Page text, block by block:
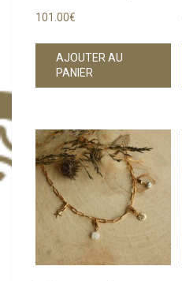
101.00€
AJOUTER AU
PANIER